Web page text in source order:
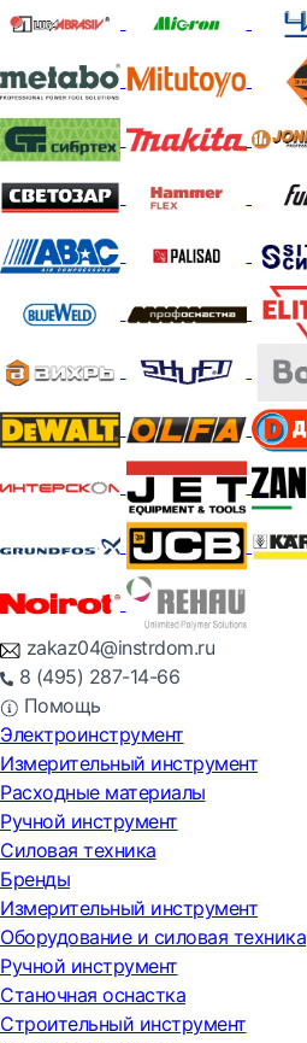
zakaz04@instrdom.ru
8 (495) 287-14-66
Помощь
Электроинструмент
Измерительный инструмент
Расходные материалы
Ручной инструмент
Силовая техника
Бренды
Измерительный инструмент
Оборудование и силовая техника
Ручной инструмент
Станочная оснастка
Строительный инструмент